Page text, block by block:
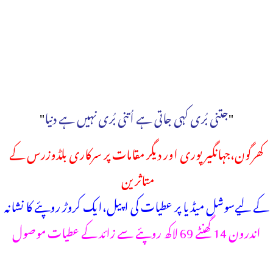
"جتنی بُری کہی جاتی ہے اُتنی بُری نہیں ہے دنیا"
کھرگون،جہانگیر پوری اور دیگر مقامات پر سرکاری بلڈوزرس کے
متاثرین
کے لیےسوشل میڈیا پر عطیات کی اپیل،ایک کروڑ روپئے کا نشانہ
اندرون 14 گھنٹے 69 لاکھ روپئے سے زائد کے عطیات موصول